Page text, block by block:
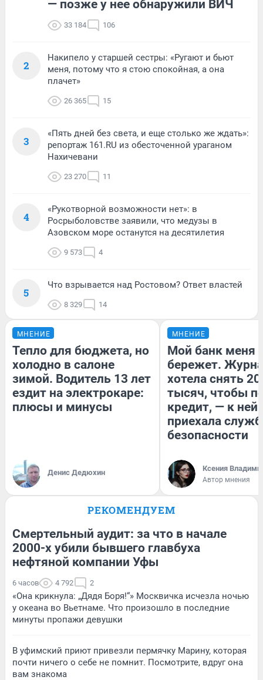
— позже у нее обнаружили ВИЧ
33 184 106
2
Накипело у старшей сестры: «Ругают и бьют
меня, потому что я стою спокойная, а она
плачет»
26 365 15
3
«Пять дней без света, и еще столько же ждать»:
репортаж 161.RU из обесточенной ураганом
Нахичевани
23 270 11
4
«Рукотворной возможности нет»: в
Росрыболовстве заявили, что медузы в
Азовском море останутся на десятилетия
9 573 4
5
Что взрывается над Ростовом? Ответ властей
8 329 14
МНЕНИЕ
Тепло для бюджета, но
холодно в салоне
зимой. Водитель 13 лет
ездит на электрокаре:
плюсы и минусы
Денис Дедюхин
МНЕНИЕ
Мой банк меня
бережет.
хотела снять
тысяч, чтобы
кредит, — к
приехала
безопасности
Ксения
Автор мнения
РЕКОМЕНДУЕМ
Смертельный аудит: за что в начале
2000-х убили бывшего главбуха
нефтяной компании Уфы
6 часов 4 792 2
«Она крикнула: „Дядя Боря!“» Москвичка исчезла ночью
у океана во Вьетнаме. Что произошло в последние
минуты пропажи девушки
В уфимский приют привезли пермячку Марину, которая
почти ничего о себе не помнит. Посмотрите, вдруг она
вам знакома